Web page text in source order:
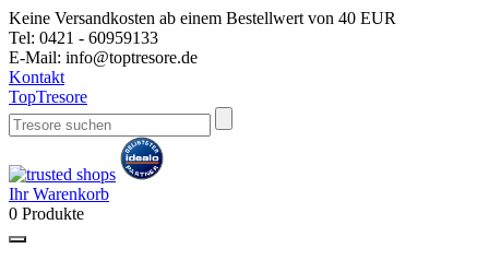
Keine Versandkosten ab einem Bestellwert von 40 EUR
Tel: 0421 - 60959133
E-Mail: info@toptresore.de
Kontakt
TopTresore
Ihr Warenkorb
0 Produkte